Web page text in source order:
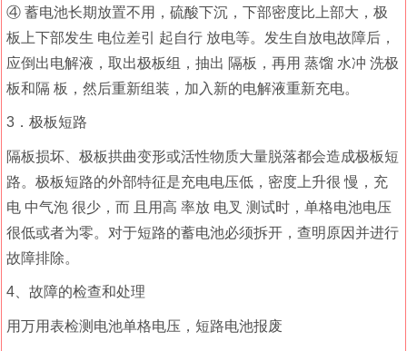
④ 蓄电池长期放置不用，硫酸下沉，下部密度比上部大，极
板上下部发生 电位差引 起自行 放电等。发生自放电故障后，
应倒出电解液，取出极板组，抽出 隔板，再用 蒸馏 水冲 洗极
板和隔 板，然后重新组装，加入新的电解液重新充电。
3．极板短路
隔板损坏、极板拱曲变形或活性物质大量脱落都会造成极板短
路。极板短路的外部特征是充电电压低，密度上升很 慢，充
电 中气泡 很少，而 且用高 率放 电叉 测试时，单格电池电压
很低或者为零。对于短路的蓄电池必须拆开，查明原因并进行
故障排除。
4、故障的检查和处理
用万用表检测电池单格电压，短路电池报废